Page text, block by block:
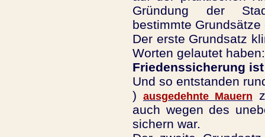
Gründung der
bestimmte Grundsätze
Der erste Grundsatz
Worten gelautet haben:
Friedenssicherung
Und so entstanden
) ausgedehnte Mauern
auch wegen des
sichern war.